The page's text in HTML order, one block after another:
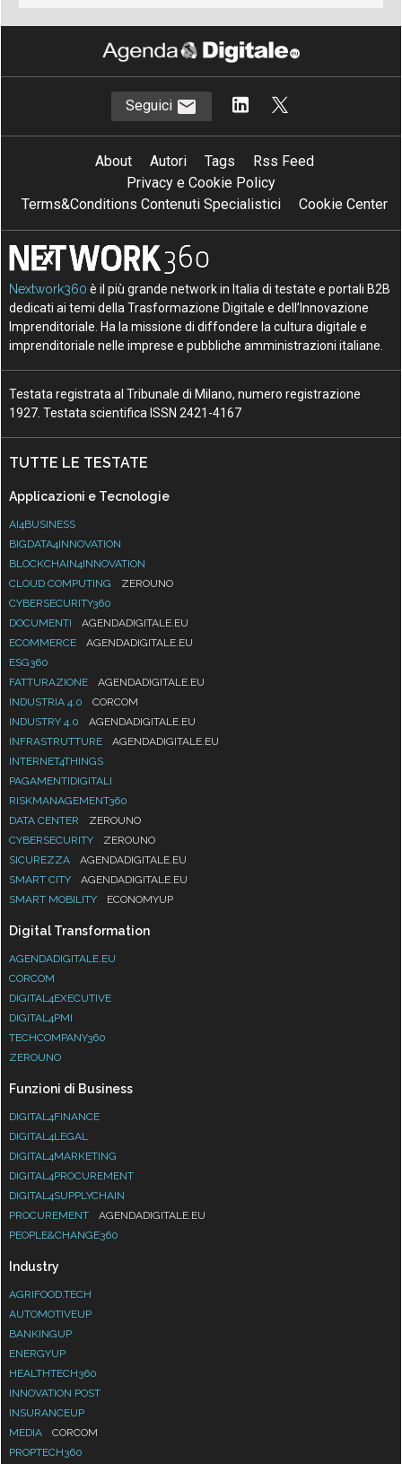
Seguici
About Autori Tags
Rss Feed
Privacy e Cookie Policy
Terms&Conditions Contenuti Specialistici
Cookie Center
Nextwork360 è il più grande network in Italia di testate e portali B2B
dedicati ai temi della Trasformazione Digitale e dell’Innovazione
Imprenditoriale. Ha la missione di diffondere la cultura digitale e
imprenditoriale nelle imprese e pubbliche amministrazioni italiane.
Testata registrata al Tribunale di Milano, numero registrazione
1927. Testata scientifica ISSN 2421-4167
TUTTE LE TESTATE
Applicazioni e Tecnologie
AI4BUSINESS
BIGDATA4INNOVATION
BLOCKCHAIN4INNOVATION
CLOUD COMPUTING
ZEROUNO
CYBERSECURITY360
DOCUMENTI
AGENDADIGITALE.EU
ECOMMERCE
AGENDADIGITALE.EU
ESG360
FATTURAZIONE
AGENDADIGITALE.EU
INDUSTRIA 4.0
CORCOM
INDUSTRY 4.0
AGENDADIGITALE.EU
INFRASTRUTTURE
AGENDADIGITALE.EU
INTERNET4THINGS
PAGAMENTIDIGITALI
RISKMANAGEMENT360
DATA CENTER
ZEROUNO
CYBERSECURITY
ZEROUNO
SICUREZZA
AGENDADIGITALE.EU
SMART CITY
AGENDADIGITALE.EU
SMART MOBILITY
ECONOMYUP
Digital Transformation
AGENDADIGITALE.EU
CORCOM
DIGITAL4EXECUTIVE
DIGITAL4PMI
TECHCOMPANY360
ZEROUNO
Funzioni di Business
DIGITAL4FINANCE
DIGITAL4LEGAL
DIGITAL4MARKETING
DIGITAL4PROCUREMENT
DIGITAL4SUPPLYCHAIN
PROCUREMENT
AGENDADIGITALE.EU
PEOPLE&CHANGE360
Industry
AGRIFOOD.TECH
AUTOMOTIVEUP
BANKINGUP
ENERGYUP
HEALTHTECH360
INNOVATION POST
INSURANCEUP
MEDIA
CORCOM
PROPTECH360